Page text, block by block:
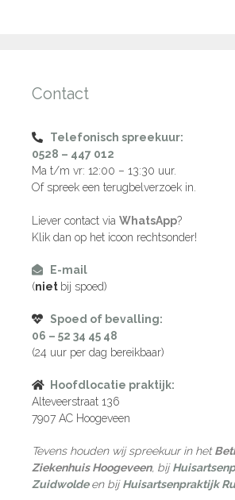
Contact
Telefonisch spreekuur:
0528 – 447 012
Ma t/m vr: 12:00 – 13:30 uur.
Of spreek een terugbelverzoek in.
Liever contact via WhatsApp?
Klik dan op het icoon rechtsonder!
E-mail
(niet bij spoed)
Spoed of bevalling:
06 – 52 34 45 48
(24 uur per dag bereikbaar)
Hoofdlocatie praktijk:
Alteveerstraat 136
7907 AC Hoogeveen
Tevens houden wij spreekuur in het
Ziekenhuis Hoogeveen, bij
Zuidwolde en bijHuisartsenpraktijk